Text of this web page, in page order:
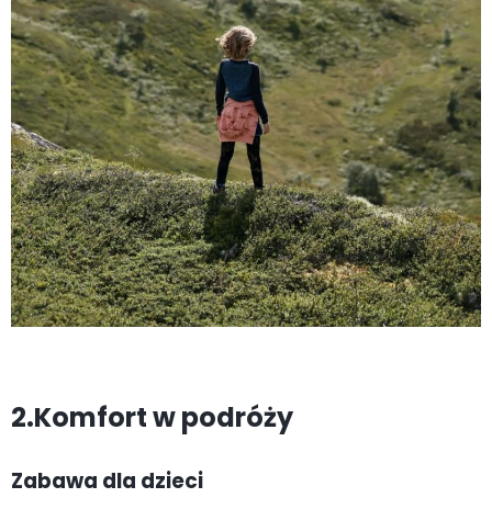
2.Komfort w podróży
Zabawa dla dzieci